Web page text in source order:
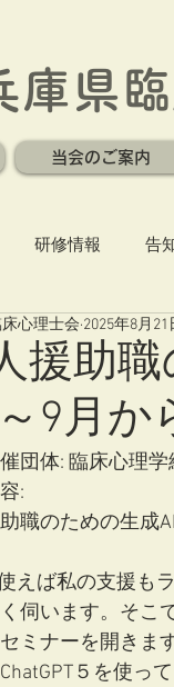
庫県
当会のご案内
研修情報 告
援助
9月か
心理士会 2025年8月21
団体: 臨床心理
:
職のための生成
使えば私の支援
伺います。そこ
ミナーを開きます
５を使っ